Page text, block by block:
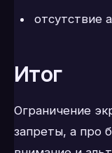
отсутствие
Итог
Ограничение
запреты, а про